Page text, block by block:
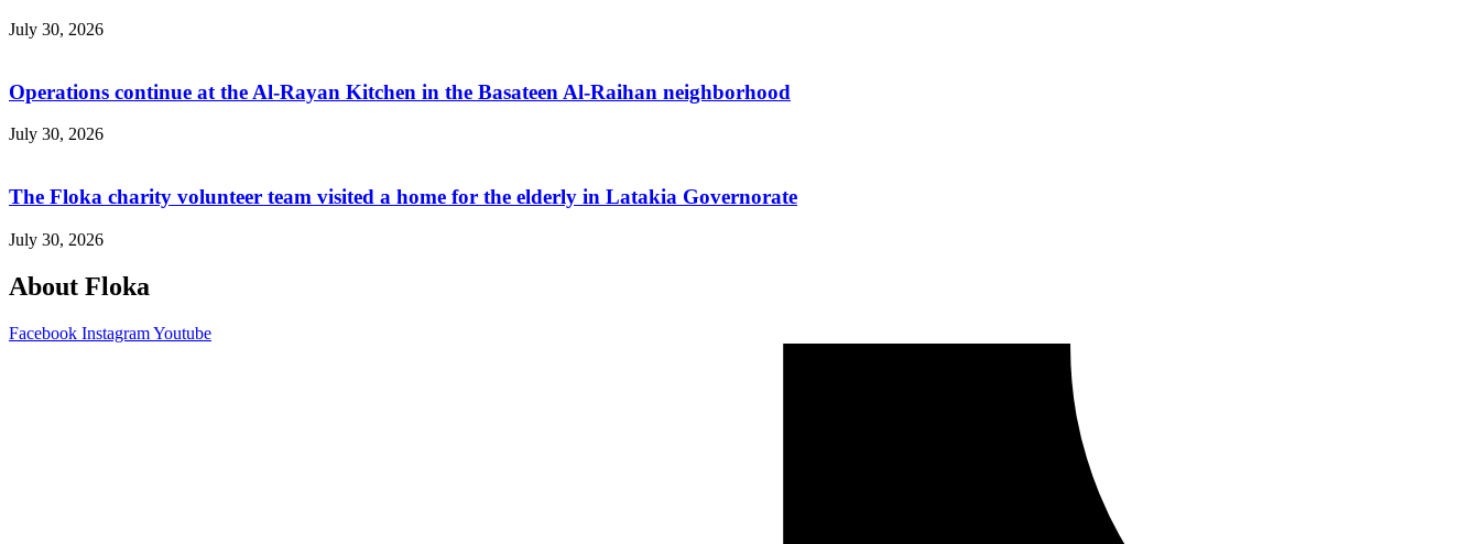
July 30, 2026
Operations continue at the Al-Rayan Kitchen in the Basateen Al-Raihan neighborhood
July 30, 2026
The Floka charity volunteer team visited a home for the elderly in Latakia Governorate
July 30, 2026
About Floka
Facebook InstagramYoutube